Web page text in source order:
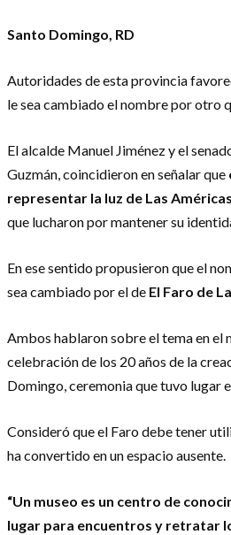
Santo Domingo, RD
Autoridades de esta provincia
le sea cambiado el nombre por otro
El alcalde Manuel Jiménez y el
Guzmán, coincidieron en señalar que
representar la luz de Las Américas
que lucharon por mantener su
En ese sentido propusieron que el
sea cambiado por el de El Faro de
Ambos hablaron sobre el tema en el
celebración de los 20 años de la
Domingo, ceremonia que tuvo lugar
Consideró que el Faro debe tener
ha convertido en un espacio ausente.
“Un museo es un centro de
lugar para encuentros y retratar